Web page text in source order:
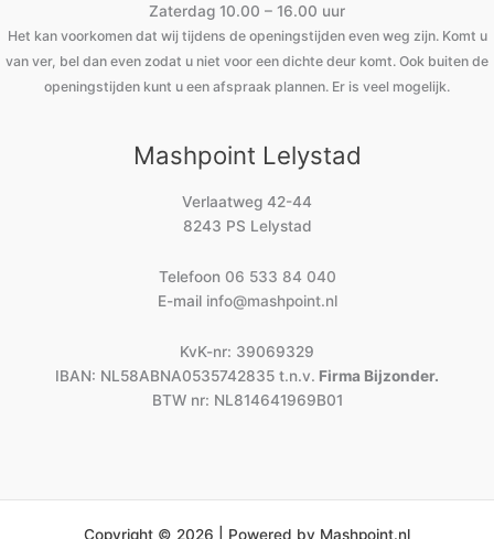
Zaterdag 10.00 – 16.00 uur
Het kan voorkomen dat wij tijdens de openingstijden even weg zijn. Komt u
van ver, bel dan even zodat u niet voor een dichte deur komt. Ook buiten de
openingstijden kunt u een afspraak plannen. Er is veel mogelijk.
Mashpoint Lelystad
Verlaatweg 42-44
8243 PS Lelystad
Telefoon 06 533 84 040
E-mail info@mashpoint.nl
KvK-nr: 39069329
IBAN: NL58ABNA0535742835 t.n.v. Firma Bijzonder.
BTW nr: NL814641969B01
Copyright © 2026 | Powered by Mashpoint.nl